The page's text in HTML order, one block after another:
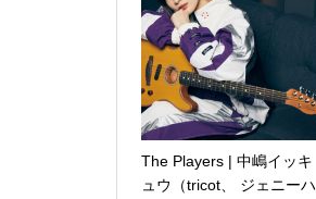
The Players | 中嶋イッキ
ュウ（tricot、 ジェニーハ